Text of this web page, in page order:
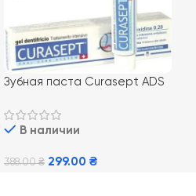
Зубная паста Curasept ADS
В наличии
388.00₴ 299.00 ₴